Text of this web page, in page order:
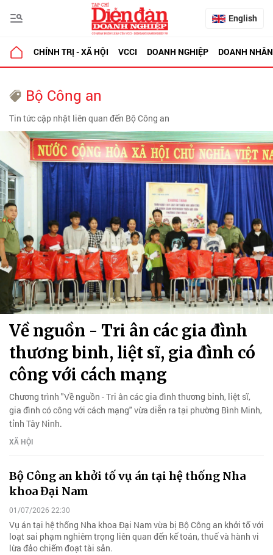
English
CHÍNH TRỊ - XÃ HỘI VCCI DOANH NGHIỆP DOANH NHÂN
Bộ Công an
Tin tức cập nhật liên quan đến Bộ Công an
Về nguồn - Tri ân các gia đình
thương binh, liệt sĩ, gia đình có
công với cách mạng
Chương trình "Về nguồn - Tri ân các gia đình thương binh, liệt sĩ,
gia đình có công với cách mạng" vừa diễn ra tại phường Bình Minh,
tỉnh Tây Ninh.
XÃ HỘI
Bộ Công an khởi tố vụ án tại hệ thống Nha
khoa Đại Nam
01/07/2026 22:30
Vụ án tại hệ thống Nha khoa Đại Nam vừa bị Bộ Công an khởi tố với
loạt sai phạm nghiêm trọng liên quan đến kế toán, thuế và hành vi
lừa đảo chiếm đoạt tài sản.